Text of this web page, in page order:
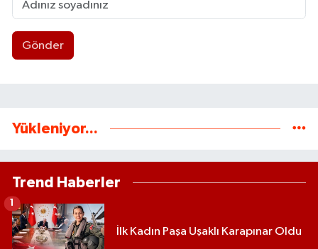
Gönder
Yükleniyor...
Trend Haberler
İlk Kadın Paşa Uşaklı Karapınar Oldu
1